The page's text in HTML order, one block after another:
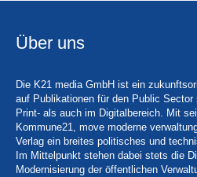
Über uns
Die K21 media GmbH ist ein
auf Publikationen für den Public
Print- als auch im Digitalbereich. Mit
Kommune21, move moderne
Verlag ein breites politisches und
Im Mittelpunkt stehen dabei stets die
Modernisierung der öffentlichen